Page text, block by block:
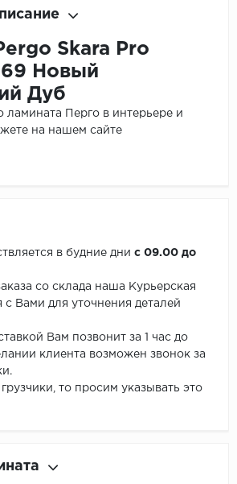
Skara Pro
Новый
Дуб
ламината Перго в интерьере и
на нашем сайте
в будние дни с 09.00 до
со склада наша Курьерская
Вами для уточнения деталей
Вам позвонит за 1 час до
клиента возможен звонок за
то просим указывать это